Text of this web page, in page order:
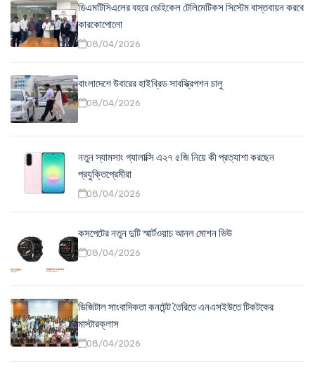
ডিএমটিসিএলের বহরে ভেহিকেল টেলিমেটিকস সিস্টেম বাস্তবায়ন করবে
কারকোপোলো
08/04/2026
বাংলাদেশে উবারের হাইব্রিড সাবস্ক্রিপশন চালু
08/04/2026
নতুন স্যামসাং গ্যালাক্সি এ২৭ ৫জি নিয়ে কী প্রত্যাশা করছেন
প্রযুক্তিপ্রেমীরা
08/04/2026
কসপেটের নতুন দুটি স্মার্টওয়াচ আনল মোশন ভিউ
08/04/2026
ডিজিটাল সাংবাদিকতা কনটেন্ট তৈরিতে এনএসইউতে টিকটকের
মাস্টারক্লাস
08/04/2026